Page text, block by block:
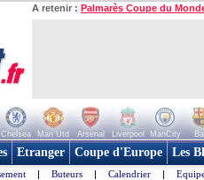
A retenir : Palmarès Coupe du
Chelsea Man Utd Arsenal Liverpool ManCity
Etranger Coupe d'Europe Les
| Buteurs | Calendrier |